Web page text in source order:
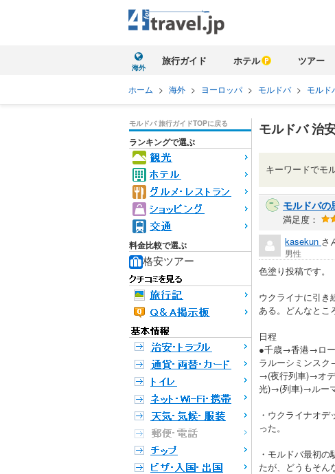
海外
旅行ガイド ホテル ツアー
ホーム > 海外 > ヨーロッパ > モルドバ > モルド
モルドバ 治
キーワードでモ
モルドバの
満足度：
kasekun さ
男性
色塗り投稿です。
ウクライナに引き
ある。どんなとこ
日程
●千歳→香港→ロ
ラルーシミンス
→(夜行列車)→オ
光)→(列車)→ルー
・ウクライナオ
った。
・モルドバ最初
たが、どうもそん
モルドバ 旅行ガイドTOPに戻る
ランキングで選ぶ
料金比較で選ぶ
格安ツアー